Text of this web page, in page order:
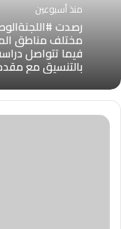
منذ أسبوعين
فيما تتواصل
بالتنسيق مع